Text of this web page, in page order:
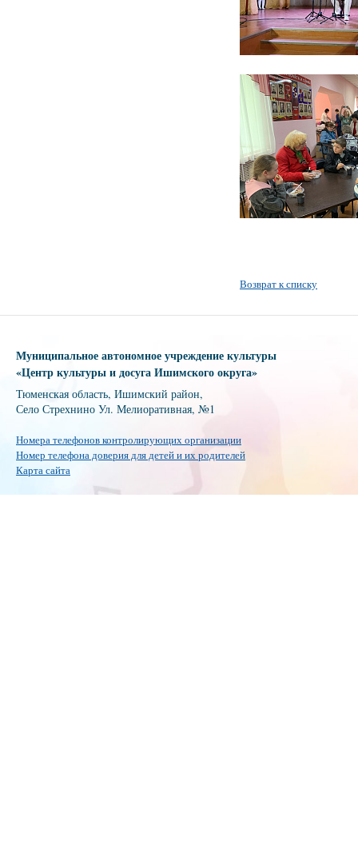
Возврат к списку
Муниципальное автономное учреждение культуры
«Центр культуры и досуга Ишимского округа»
Тюменская область, Ишимский район,
Село Стрехнино Ул. Мелиоративная, №1
Номера телефонов контролирующих организации
Номер телефона доверия для детей и их родителей
Карта сайта